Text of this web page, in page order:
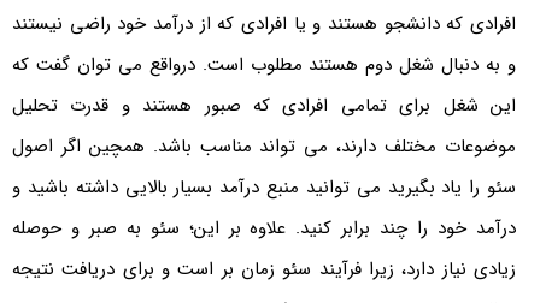
افرادی که دانشجو هستند و یا افرادی که از درآمد خود راضی نیستند
و به دنبال شغل دوم هستند مطلوب است. درواقع می توان گفت که
این شغل برای تمامی افرادی که صبور هستند و قدرت تحلیل
موضوعات مختلف دارند، می تواند مناسب باشد. همچین اگر اصول
سئو را یاد بگیرید می توانید منبع درآمد بسیار بالایی داشته باشید و
درآمد خود را چند برابر کنید. علاوه بر این؛ سئو به صبر و حوصله
زیادی نیاز دارد، زیرا فرآیند سئو زمان بر است و برای دریافت نتیجه